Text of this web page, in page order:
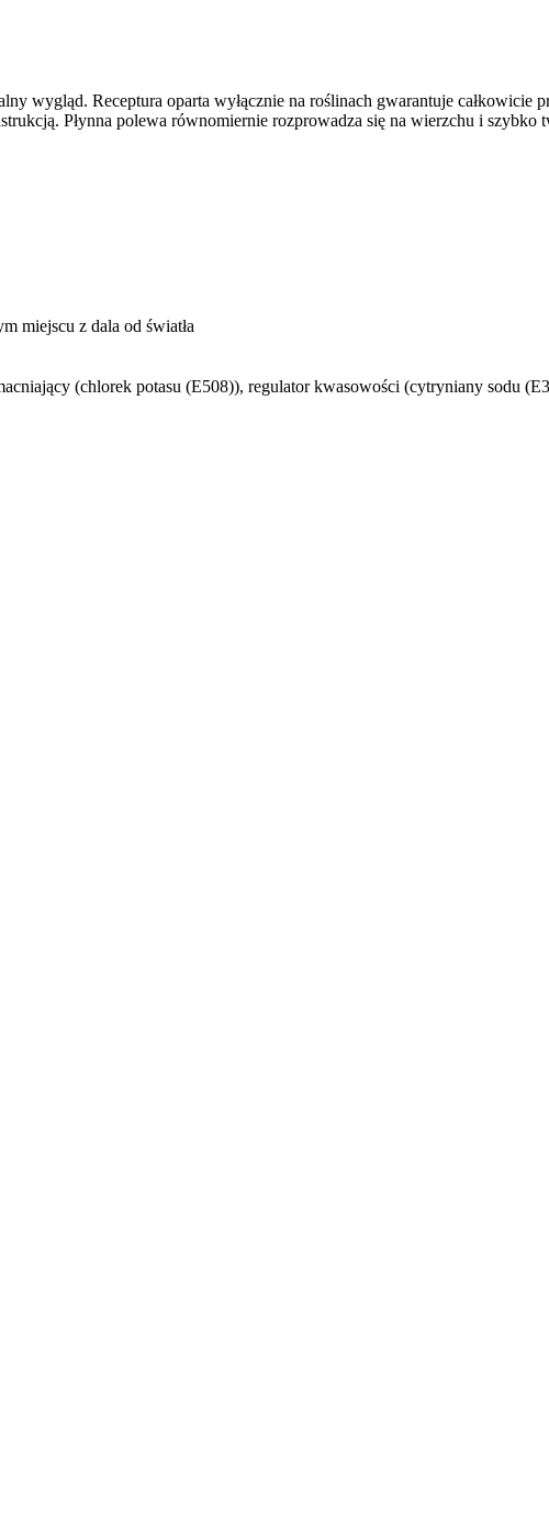
wygląd. Receptura oparta wyłącznie na roślinach gwarantuje całkowicie
Płynna polewa równomiernie rozprowadza się na wierzchu i szybko
miejscu z dala od światła
(chlorek potasu (E508)), regulator kwasowości (cytryniany sodu